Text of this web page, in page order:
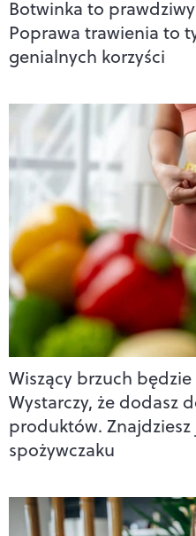
Botwinka to
Poprawa trawienia to
genialnych korzyści
Wiszący brzuch
Wystarczy, że dodasz
produktów. Znajdziesz
spożywczaku